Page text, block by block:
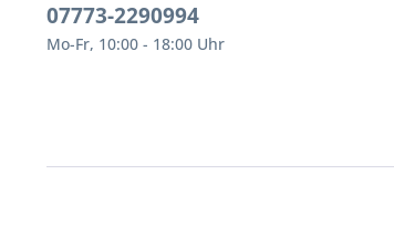
07773-2290994
Mo-Fr, 10:00 - 18:00 Uhr